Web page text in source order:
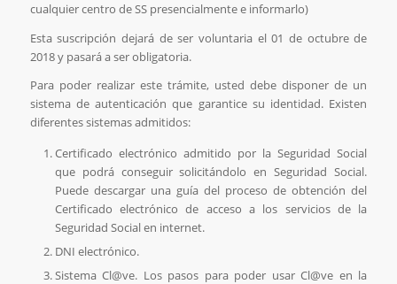
cualquier centro de SS presencialmente e informarlo)
Esta suscripción dejará de ser voluntaria el 01 de octubre de
2018 y pasará a ser obligatoria.
Para poder realizar este trámite, usted debe disponer de un
sistema de autenticación que garantice su identidad. Existen
diferentes sistemas admitidos:
Certificado electrónico admitido por la Seguridad Social
que podrá conseguir solicitándolo en Seguridad Social.
Puede descargar una guía del proceso de obtención del
Certificado electrónico de acceso a los servicios de la
Seguridad Social en internet.
DNI electrónico.
Sistema Cl@ve. Los pasos para poder usar Cl@ve en la